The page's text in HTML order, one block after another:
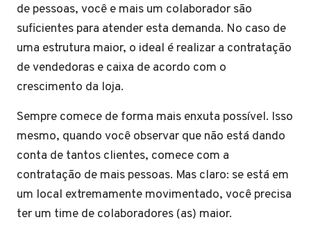
de pessoas, você e mais um colaborador são
suficientes para atender esta demanda. No caso de
uma estrutura maior, o ideal é realizar a contratação
de vendedoras e caixa de acordo com o
crescimento da loja.
Sempre comece de forma mais enxuta possível. Isso
mesmo, quando você observar que não está dando
conta de tantos clientes, comece com a
contratação de mais pessoas. Mas claro: se está em
um local extremamente movimentado, você precisa
ter um time de colaboradores (as) maior.